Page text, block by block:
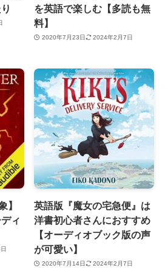
を英語で楽しむ【多読も無
料】
2020年7月23日 2024年2月7日
】
ィ
英語版『魔女の宅急便』は
洋書初心者さんにおすすめ
【オーディオブック版の声
が可愛い】
2020年7月14日 2024年2月7日